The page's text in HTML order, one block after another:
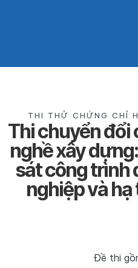
THI THỬ CHỨNG CHỈ
Thi chuyển đổi
nghề xây
sát công trình
nghiệp và
Đề thi